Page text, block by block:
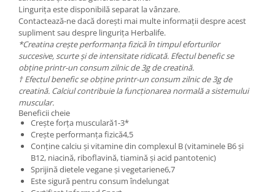
Lingurița este disponibilă separat la vânzare.
Contactează-ne dacă dorești mai multe informații despre acest
supliment sau despre lingurița Herbalife.
*Creatina crește performanța fizică în timpul eforturilor
succesive, scurte și de intensitate ridicată. Efectul benefic se
obține printr-un consum zilnic de 3g de creatină.
† Efectul benefic se obține printr-un consum zilnic de 3g de
creatină. Calciul contribuie la funcționarea normală a sistemului
muscular.
Beneficii cheie
Crește forța musculară1-3*
Crește performanța fizică4,5
Conține calciu și vitamine din complexul B (vitaminele B6 și
B12, niacină, riboflavină, tiamină și acid pantotenic)
Sprijină dietele vegane și vegetariene6,7
Este sigură pentru consum îndelungat